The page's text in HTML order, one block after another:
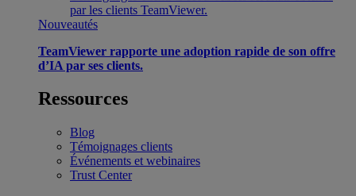
par les clients TeamViewer.
Nouveautés
TeamViewer rapporte une adoption rapide de son offre
d’IA par ses clients.
Ressources
Blog
Témoignages clients
Événements et webinaires
Trust Center